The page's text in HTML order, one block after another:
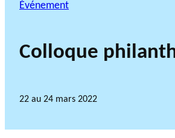
Événement
Colloque
22 au 24 mars 2022